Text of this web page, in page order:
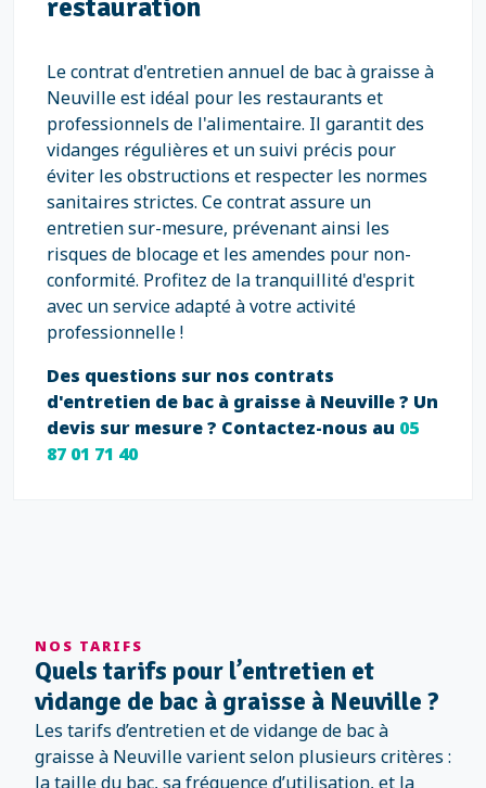
restauration
Le contrat d'entretien annuel de bac à graisse à
Neuville est idéal pour les restaurants et
professionnels de l'alimentaire. Il garantit des
vidanges régulières et un suivi précis pour
éviter les obstructions et respecter les normes
sanitaires strictes. Ce contrat assure un
entretien sur-mesure, prévenant ainsi les
risques de blocage et les amendes pour non-
conformité. Profitez de la tranquillité d'esprit
avec un service adapté à votre activité
professionnelle !
Des questions sur nos contrats
d'entretien de bac à graisse à Neuville ? Un
devis sur mesure ? Contactez-nous au 05
87 01 71 40
NOS TARIFS
Quels tarifs pour l’entretien et
vidange de bac à graisse à Neuville ?
Les tarifs d’entretien et de vidange de bac à
graisse à Neuville varient selon plusieurs critères :
la taille du bac, sa fréquence d’utilisation, et la